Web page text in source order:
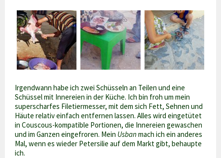
Irgendwann habe ich zwei Schüsseln an Teilen und eine
Schüssel mit Innereien in der Küche. Ich bin froh um mein
superscharfes Filetiermesser, mit dem sich Fett, Sehnen und
Häute relativ einfach entfernen lassen. Alles wird eingetütet
in Couscous-kompatible Portionen, die Innereien gewaschen
und im Ganzen eingefroren. Mein Usban mach ich ein anderes
Mal, wenn es wieder Petersilie auf dem Markt gibt, behaupte
ich.